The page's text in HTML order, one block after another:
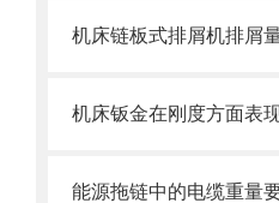
能源拖链中的电缆重量